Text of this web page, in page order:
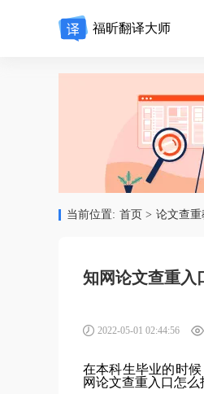
福昕翻译大师
当前位置: 首页 > 论文查重
知网论文查重入
2022-05-01 02:44:56
在本科生毕业的时
网论文查重入口怎